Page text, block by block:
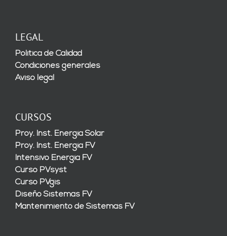
LEGAL
Política de Calidad
Condiciones generales
Aviso legal
CURSOS
Proy. Inst. Energía Solar
Proy. Inst. Energía FV
Intensivo Energía FV
Curso PVsyst
Curso PVgis
Diseño Sistemas FV
Mantenimiento de Sistemas FV